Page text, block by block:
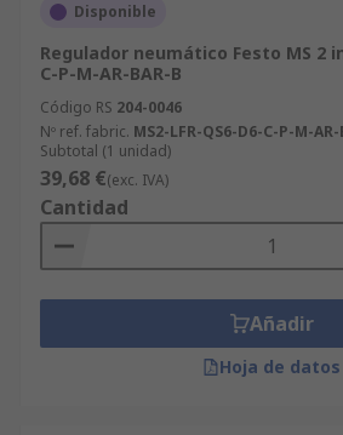
Disponible
Regulador neumático Festo MS 2 in
C-P-M-AR-BAR-B
Código RS 204-0046
Nº ref. fabric. MS2-LFR-QS6-D6-C-P-M-AR-
Subtotal (1 unidad)
39,68 €(exc. IVA)
Cantidad
Añadir
Hoja de datos